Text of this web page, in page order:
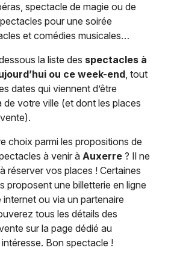
spectacle de magie ou de
pour une soirée
et comédies musicales…
la liste des spectacles à
ou ce week-end, tout
dates qui viennent d’être
de votre ville (et dont les places
choix parmi les propositions de
à venir à Auxerre ? Il ne
réserver vos places ! Certaines
proposent une billetterie en ligne
internet ou via un partenaire
tous les détails des
sur la page dédié au
Bon spectacle !